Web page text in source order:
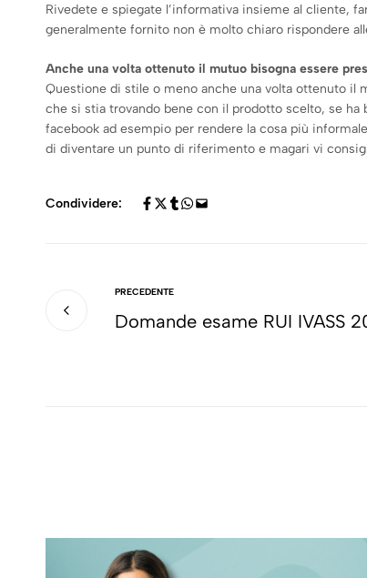
Rivedete e spiegate l’informativa insieme al cliente,
generalmente fornito non è molto chiaro rispondere
Anche una volta ottenuto il mutuo bisogna essere
Questione di stile o meno anche una volta ottenuto il
che si stia trovando bene con il prodotto scelto, se
facebook ad esempio per rendere la cosa più
di diventare un punto di riferimento e magari vi
Condividere:
PRECEDENTE
Domande esame RUI IVASS